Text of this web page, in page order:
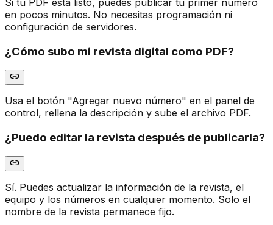
Si tu PDF está listo, puedes publicar tu primer número
en pocos minutos. No necesitas programación ni
configuración de servidores.
¿Cómo subo mi revista digital como PDF?
Usa el botón "Agregar nuevo número" en el panel de
control, rellena la descripción y sube el archivo PDF.
¿Puedo editar la revista después de publicarla?
Sí. Puedes actualizar la información de la revista, el
equipo y los números en cualquier momento. Solo el
nombre de la revista permanece fijo.